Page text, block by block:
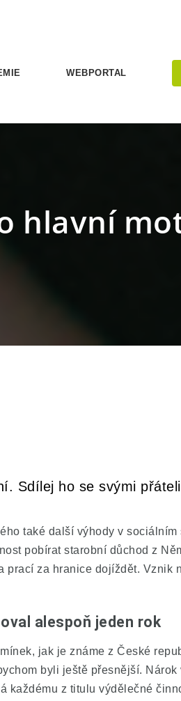
WEBPORTAL
hlavní
Sdílej ho se svými
také další výhody v
pobírat starobní důchod z
za hranice dojíždět. Vznik
alespoň jeden rok
jak je známe z České
byli ještě přesnější.
z titulu výdělečné